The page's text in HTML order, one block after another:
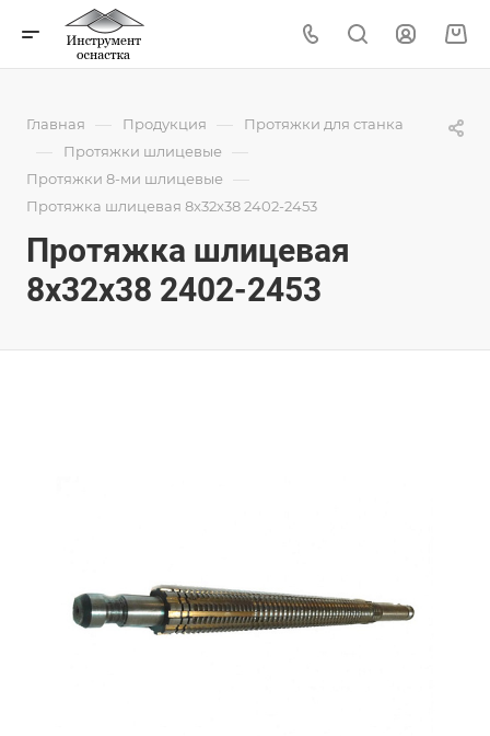
Главная — Продукция — Протяжки для станка
— Протяжки шлицевые —
Протяжки 8-ми шлицевые —
Протяжка шлицевая 8x32x38 2402-2453
Протяжка шлицевая
8x32x38 2402-2453